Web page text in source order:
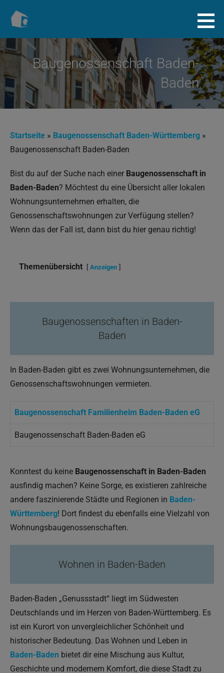
Inhalt
Baugenossenschaft.info
Baugenossenschaft Baden-
Baden
Startseite » Baugenossenschaft Baden-Württemberg »
Baugenossenschaft Baden-Baden
Bist du auf der Suche nach einer Baugenossenschaft in
Baden-Baden? Möchtest du eine Übersicht aller lokalen
Wohnungsunternehmen erhalten, die
Genossenschaftswohnungen zur Verfügung stellen?
Wenn das der Fall ist, dann bist du hier genau richtig!
Themenübersicht Anzeigen
Baugenossenschaften in Baden-
Baden
In Baden-Baden gibt es zwei Wohnungsunternehmen, die
Genossenschaftswohnungen vermieten.
Baugenossenschaft Familienheim Baden-Baden eG
Baugenossenschaft Baden-Baden eG
Konntest du keine Baugenossenschaft in Baden-Baden
ausfindig machen? Keine Sorge, es existieren zahlreiche
andere faszinierende Städte und Regionen in Baden-
Württemberg! Dort findest du ebenfalls eine Vielzahl von
Wohnungsbaugenossenschaften.
Wohnen in Baden-Baden
Baden-Baden „Genussstadt“ liegt im Südwesten
Deutschlands und im Herzen von Baden-Württemberg. Es
ist ein Kurort von unvergleichlicher Schönheit und
historischer Bedeutung. Das Wohnen und Leben in
Baden-Baden bietet dir eine Mischung aus Kultur,
Geschichte und modernem Komfort, die diese Stadt zu